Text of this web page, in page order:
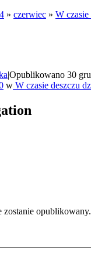
» czerwiec » W czasie
|Opublikowano 30
w W czasie deszczu
zostanie opublikowany.